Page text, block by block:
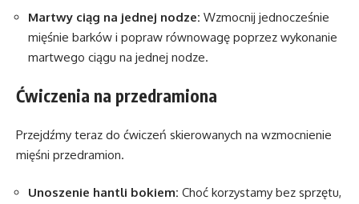
Martwy ciąg na jednej nodze: Wzmocnij jednocześnie
mięśnie barków i popraw równowagę poprzez wykonanie
martwego ciągu na jednej nodze.
Ćwiczenia na przedramiona
Przejdźmy teraz do ćwiczeń skierowanych na wzmocnienie
mięśni przedramion.
Unoszenie hantli bokiem: Choć korzystamy bez sprzętu,